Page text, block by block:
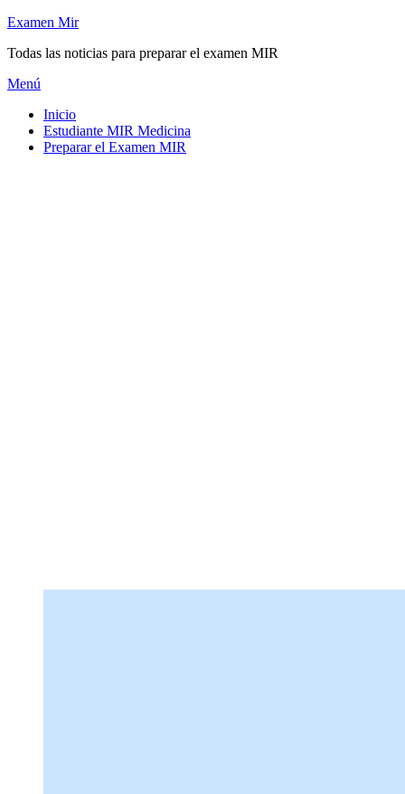
Saltar
contenido
Examen Mir
Todas las noticias para preparar el examen MIR
Menú
Inicio
Estudiante MIR Medicina
Preparar el Examen MIR